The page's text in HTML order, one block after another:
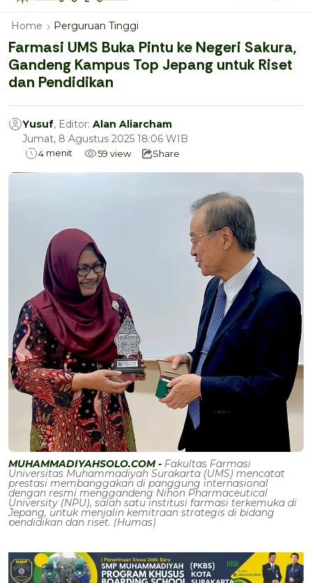
Home Perguruan Tinggi
Farmasi UMS Buka Pintu ke Negeri Sakura,
Gandeng Kampus Top Jepang untuk Riset
dan Pendidikan
Yusuf, Editor: Alan Aliarcham
Jumat, 8 Agustus 2025 18:06 WIB
4 menit 59 view Share
MUHAMMADIYAHSOLO.COM - Fakultas Farmasi
Universitas Muhammadiyah Surakarta (UMS) mencatat
prestasi membanggakan di panggung internasional
dengan resmi menggandeng Nihon Pharmaceutical
University (NPU), salah satu institusi farmasi terkemuka di
Jepang, untuk menjalin kemitraan strategis di bidang
pendidikan dan riset. (Humas)